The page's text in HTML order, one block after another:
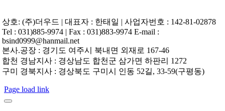
상호: (주)더우드 | 대표자 : 한태일 | 사업자번호 : 142-81-02878
Tel : 031)885-9974 | Fax : 031)883-9974 E-mail :
bsind0999@hanmail.net
본사.공장 : 경기도 여주시 북내면 외재로 167-46
합천 경남지사 : 경상남도 합천군 삼가면 하판리 1272
구미 경북지사 : 경상북도 구미시 인동 52길, 33-59(구평동)
Page load link